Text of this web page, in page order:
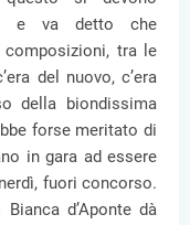
e va detto che
composizioni, tra le
del nuovo, c’era
della biondissima
forse meritato di
in gara ad essere
fuori concorso.
d’Aponte dà